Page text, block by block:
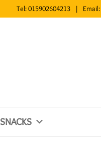
Tel:015902604213| Email:
SNACKS